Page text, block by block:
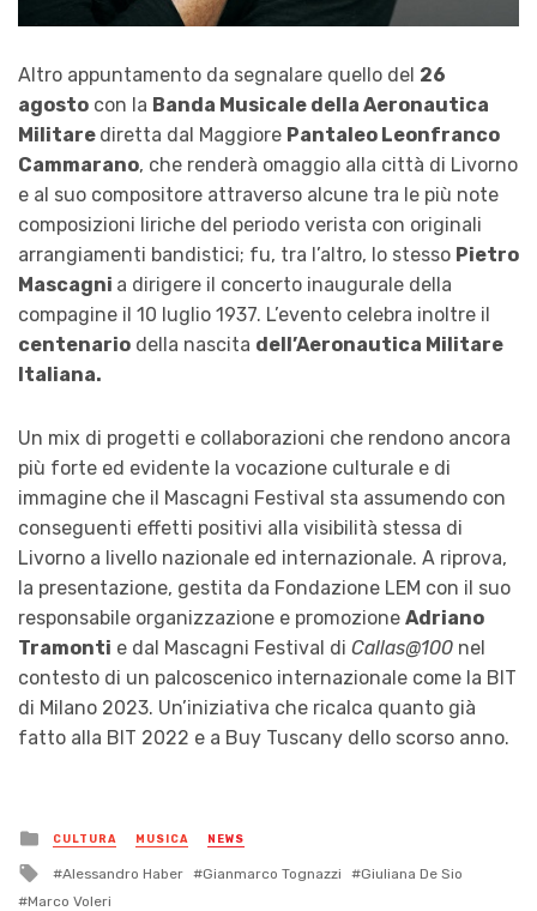
Altro appuntamento da segnalare quello del 26
agosto con la Banda Musicale della Aeronautica
Militare diretta dal Maggiore Pantaleo Leonfranco
Cammarano, che renderà omaggio alla città di Livorno
e al suo compositore attraverso alcune tra le più note
composizioni liriche del periodo verista con originali
arrangiamenti bandistici; fu, tra l’altro, lo stesso Pietro
Mascagni a dirigere il concerto inaugurale della
compagine il 10 luglio 1937. L’evento celebra inoltre il
centenario della nascita dell’Aeronautica Militare
Italiana.
Un mix di progetti e collaborazioni che rendono ancora
più forte ed evidente la vocazione culturale e di
immagine che il Mascagni Festival sta assumendo con
conseguenti effetti positivi alla visibilità stessa di
Livorno a livello nazionale ed internazionale. A riprova,
la presentazione, gestita da Fondazione LEM con il suo
responsabile organizzazione e promozione Adriano
Tramonti e dal Mascagni Festival di Callas@100 nel
contesto di un palcoscenico internazionale come la BIT
di Milano 2023. Un’iniziativa che ricalca quanto già
fatto alla BIT 2022 e a Buy Tuscany dello scorso anno.
Posted
in
CULTURA MUSICA NEWS
Tagged
with
Alessandro Haber Gianmarco Tognazzi
Giuliana De Sio
Marco Voleri